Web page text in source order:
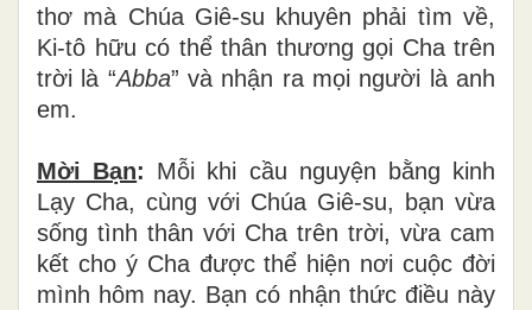
thơ mà Chúa Giê-su khuyên phải tìm về,
Ki-tô hữu có thể thân thương gọi Cha trên
trời là “Abba” và nhận ra mọi người là anh
em.
Mời Bạn: Mỗi khi cầu nguyện bằng kinh
Lạy Cha, cùng với Chúa Giê-su, bạn vừa
sống tình thân với Cha trên trời, vừa cam
kết cho ý Cha được thể hiện nơi cuộc đời
mình hôm nay. Bạn có nhận thức điều này